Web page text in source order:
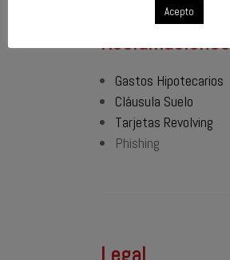
Reclamaciones
Gastos Hipotecarios
Cláusula Suelo
Tarjetas Revolving
Phishing
Acepto